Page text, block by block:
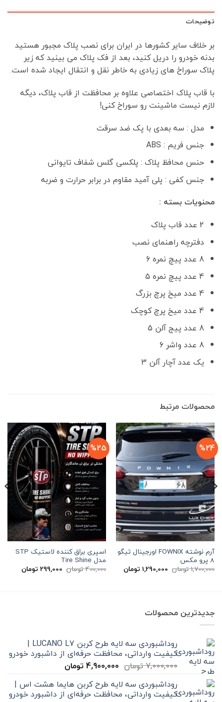
توضیحات
بر خلاف سایر کشورها در ایران برای نصب پلاک مجبور هستید
بدنه خودرو را دریل کنید، بعد از فک پلاک می بینید که زیر
پلاک سوراخ های زیادی به خاطر نقل و انتقال ایجاد شده است.
با قاب پلاک اختصاصی علاوه بر محافظت از قاب پلاک، دیگه
لازم نیست ماشینت رو سوراخ کنی!
مدل : سه بعدی با پک ضد سرقت
جنس فریم : ABS
حنس محافظ پلاک : پلکسی گلس شفاف تایوانی
جنس کفی : پلی آمید مقاوم در برابر حرارت و ضربه
محنویات بسته :
2 عدد قاب پلاک
دفترچه راهنمای نصب
8 عدد پیچ نمره 6
4 عدد پیچ نمره 5
4 عدد میخ پرچ بزرگ
4 عدد میخ پرچ کوچک
8 عدد پیج آلن 5
8 عدد واشر 6
یک عدد آچار آلن 3
محصولات مرتبط
%24
آرم نوشته FOWNIX اورجینال تیگو
8 پرو مکس
1,700,000تومان قیمت
اصلی
1,290,000 تومانقیمت
فعلی
%25
اسپری براق کننده لاستیک STP
مدل Tire Shine
400,000تومان قیمت
اصلی
299,000 تومانقیمت
فعلی
جدیدترین محصولات
روداشبوردی سه‌ لایه طرح کربن LUCANO L7 |
کیفیت وارداتی، محافظت حرفه‌ای از داشبورد خودرو
7,000,000تومان قیمت
7,000,000 تومان
بود.
4,900,000 تومانقیمت
4,900,000 تومان
است.
روداشبوردی سه‌ لایه طرح کربن هایما هشت اس |
کیفیت وارداتی، محافظت حرفه‌ای از داشبورد خودرو